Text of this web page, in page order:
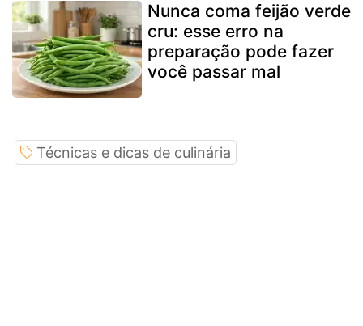
Nunca coma feijão verde
cru: esse erro na
preparação pode fazer
você passar mal
Técnicas e dicas de culinária